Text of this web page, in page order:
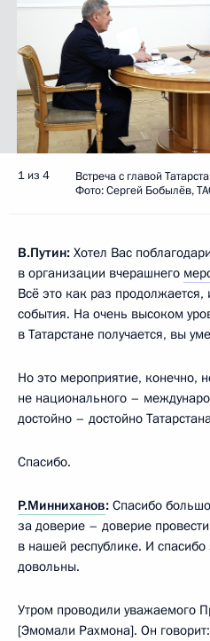
1 из 4
Встреча с главой
Фото: Сергей Бобылёв,
В.Путин: Хотел Вас
в организации вчерашнего
Всё это как раз
события. На очень высоком
в Татарстане получается, вы
Но это мероприятие, конечно,
не национального –
достойно – достойно
Спасибо.
Р.Минниханов: Спасибо
за доверие – доверие
в нашей республике. И
довольны.
Утром проводили уважаемого
[Эмомали Рахмона]. Он